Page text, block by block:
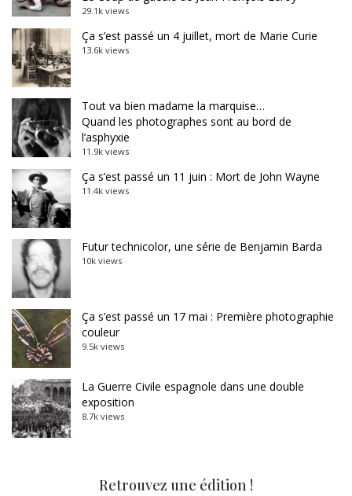
29.1k views
Ça s’est passé un 4 juillet, mort de Marie Curie
13.6k views
Tout va bien madame la marquise…
Quand les photographes sont au bord de
l’asphyxie
11.9k views
Ça s’est passé un 11 juin : Mort de John Wayne
11.4k views
Futur technicolor, une série de Benjamin Barda
10k views
Ça s’est passé un 17 mai : Première photographie
couleur
9.5k views
La Guerre Civile espagnole dans une double
exposition
8.7k views
Retrouvez une édition !